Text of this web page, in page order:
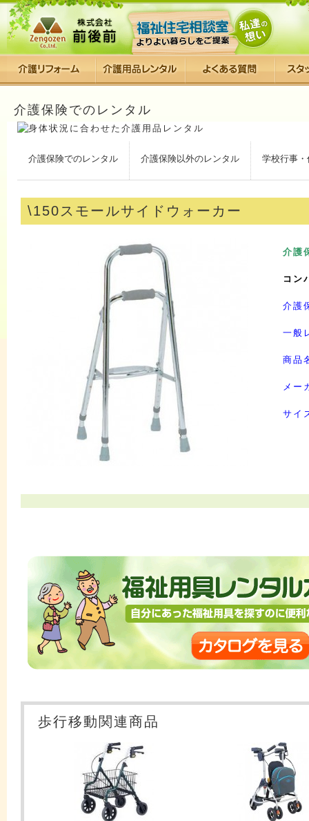
介護保険でのレンタル
介護保険でのレンタル 介護保険以外のレンタル 学校行事・
\150スモールサイドウォーカー
介護
コン
介護
一般
商品
メ
サイ
歩行移動関連商品